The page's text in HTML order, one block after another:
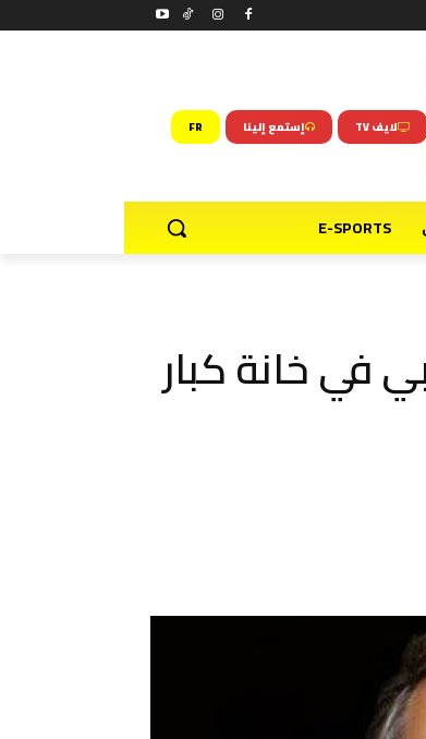
لايف TV إستمع إلينا FR
E-SPORTS
في خانة كبار